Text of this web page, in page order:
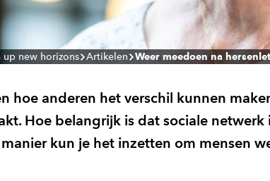
up new horizons Artikelen Weer meedoen na
hoe anderen het verschil kunnen
Hoe belangrijk is dat sociale netwerk
kun je het inzetten om mensen